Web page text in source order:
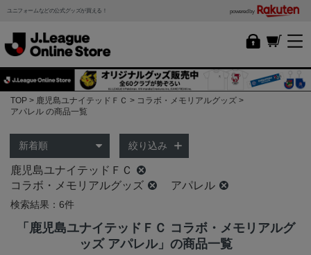
ユニフォームなどの公式グッズが買える！ powered by
TOP 鹿児島ユナイテッドＦＣ
コラボ・メモリアルグッズ
アパレル の商品一覧
絞り込み
鹿児島ユナイテッドＦＣ
コラボ・メモリアルグッズ
アパレル
検索結果：6件
「鹿児島ユナイテッドＦＣ コラボ・メモリアルグ
ッズ アパレル」の商品一覧